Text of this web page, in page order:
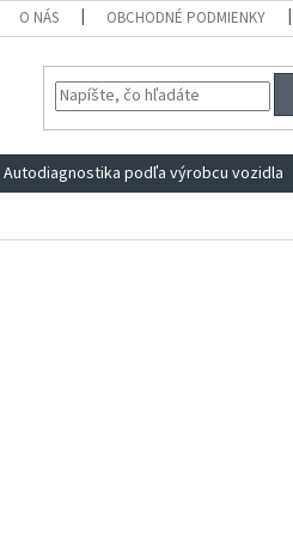
O NÁS OBCHODNÉ PODMIENKY
Autodiagnostika podľa výrobcu vozidla